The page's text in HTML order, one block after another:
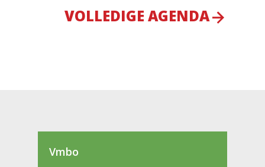
VOLLEDIGE AGENDA
Vmbo